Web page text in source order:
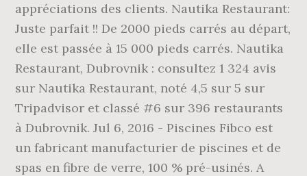
appréciations des clients. Nautika Restaurant:
Juste parfait !! De 2000 pieds carrés au départ,
elle est passée à 15 000 pieds carrés. Nautika
Restaurant, Dubrovnik : consultez 1 324 avis
sur Nautika Restaurant, noté 4,5 sur 5 sur
Tripadvisor et classé #6 sur 396 restaurants
à Dubrovnik. Jul 6, 2016 - Piscines Fibco est
un fabricant manufacturier de piscines et de
spas en fibre de verre, 100 % pré-usinés. A